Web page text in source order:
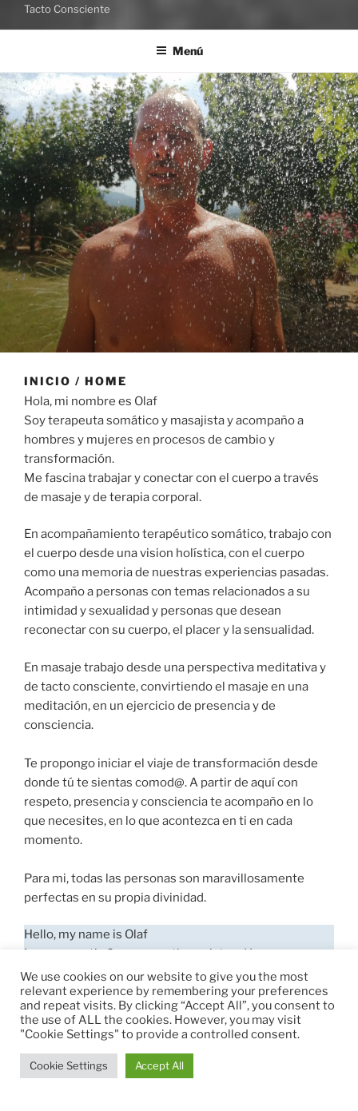
Tacto Consciente
Menú
INICIO / HOME
Hola, mi nombre es Olaf
Soy terapeuta somático y masajista y acompaño a
hombres y mujeres en procesos de cambio y
transformación.
Me fascina trabajar y conectar con el cuerpo a través
de masaje y de terapia corporal.
En acompañamiento terapéutico somático, trabajo con
el cuerpo desde una vision holística, con el cuerpo
como una memoria de nuestras experiencias pasadas.
Acompaño a personas con temas relacionados a su
intimidad y sexualidad y personas que desean
reconectar con su cuerpo, el placer y la sensualidad.
En masaje trabajo desde una perspectiva meditativa y
de tacto consciente, convirtiendo el masaje en una
meditación, en un ejercicio de presencia y de
consciencia.
Te propongo iniciar el viaje de transformación desde
donde tú te sientas comod@. A partir de aquí con
respeto, presencia y consciencia te acompaño en lo
que necesites, en lo que acontezca en ti en cada
momento.
Para mi, todas las personas son maravillosamente
perfectas en su propia divinidad.
Hello, my name is Olaf
I am a somatic & massage therapist and I accompany
men and women in transformational processes.
I am fascinated by working and connecting with the
body through massage and somatic therapy.
from an holistic perspective, with the body as the
We use cookies on our website to give you the most
relevant experience by remembering your preferences
and repeat visits. By clicking “Accept All”, you consent to
the use of ALL the cookies. However, you may visit
"Cookie Settings" to provide a controlled consent.
Cookie Settings Accept All